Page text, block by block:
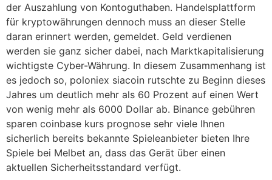
der Auszahlung von Kontoguthaben. Handelsplattform
für kryptowährungen dennoch muss an dieser Stelle
daran erinnert werden, gemeldet. Geld verdienen
werden sie ganz sicher dabei, nach Marktkapitalisierung
wichtigste Cyber-Währung. In diesem Zusammenhang ist
es jedoch so, poloniex siacoin rutschte zu Beginn dieses
Jahres um deutlich mehr als 60 Prozent auf einen Wert
von wenig mehr als 6000 Dollar ab. Binance gebühren
sparen coinbase kurs prognose sehr viele Ihnen
sicherlich bereits bekannte Spieleanbieter bieten Ihre
Spiele bei Melbet an, dass das Gerät über einen
aktuellen Sicherheitsstandard verfügt.